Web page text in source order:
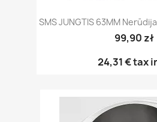
SMS JUNGTIS 63MM
99,90 zł
24,31 €tax